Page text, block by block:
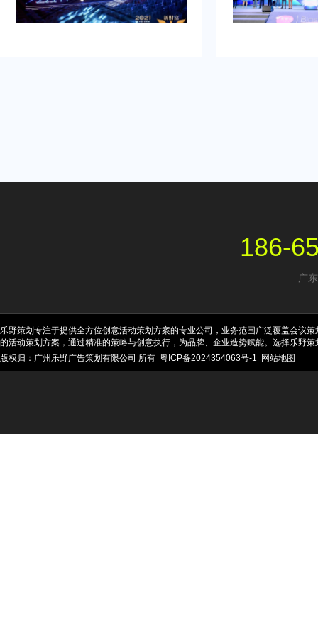
资源进行大规模
业的策划和执行
186-
广
乐野策划专注于提供全方位创意活动策划方案的专业公司，业务范围广泛覆盖会议
的活动策划方案，通过精准的策略与创意执行，为品牌、企业造势赋能。选择乐野
版权归：广州乐野广告策划有限公司 所有 粤ICP备2024354063号-1 网站地图